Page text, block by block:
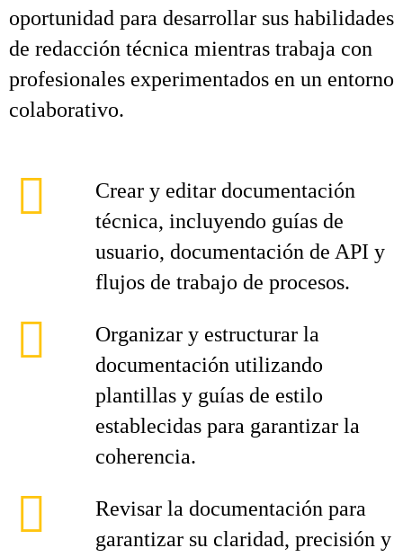
oportunidad para desarrollar sus habilidades
de redacción técnica mientras trabaja con
profesionales experimentados en un entorno
colaborativo.
Crear y editar documentación
técnica, incluyendo guías de
usuario, documentación de API y
flujos de trabajo de procesos.
Organizar y estructurar la
documentación utilizando
plantillas y guías de estilo
establecidas para garantizar la
coherencia.
Revisar la documentación para
garantizar su claridad, precisión y